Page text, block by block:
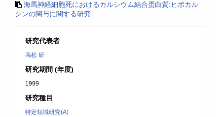
海馬神経細胞死におけるカルシウム結合蛋白質:ヒポカル
シンの関与に関する研究
研究代表者
高松 研
研究期間 (年度)
1999
研究種目
特定領域研究(A)